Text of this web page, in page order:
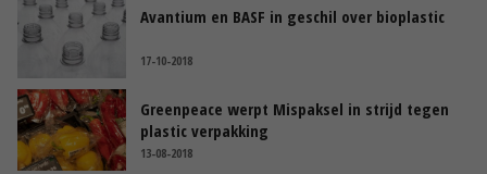
Avantium en BASF in geschil over bioplastic
17-10-2018
Greenpeace werpt Mispaksel in strijd tegen
plastic verpakking
13-08-2018